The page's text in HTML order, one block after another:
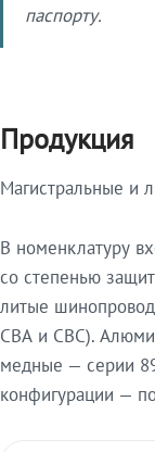
паспорту.
Продукция
Магистральные и
В номенклатуру
со степенью
литые
СВА и СВС).
медные — серии
конфигурации —